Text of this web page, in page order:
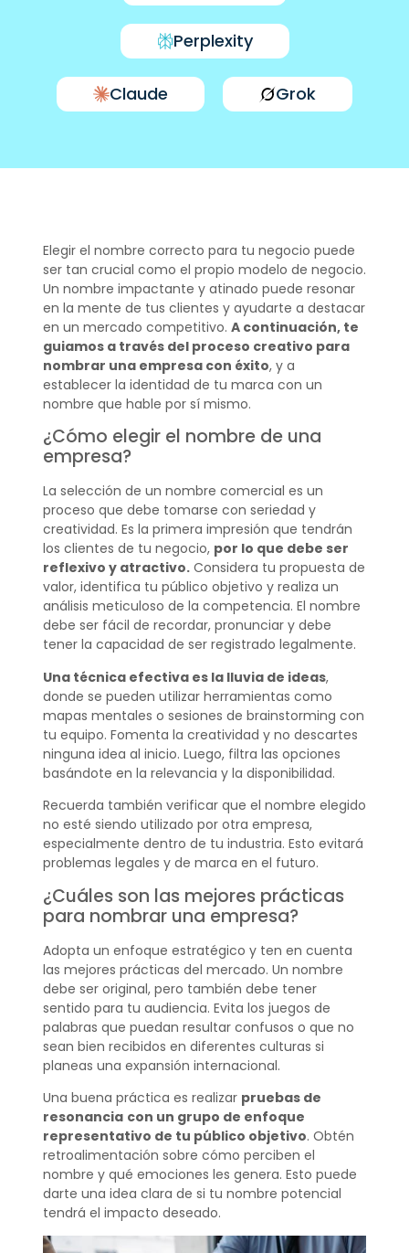
Perplexity
Claude Grok
Elegir el nombre correcto para tu negocio puede
ser tan crucial como el propio modelo de negocio.
Un nombre impactante y atinado puede resonar
en la mente de tus clientes y ayudarte a destacar
en un mercado competitivo. A continuación, te
guiamos a través del proceso creativo para
nombrar una empresa con éxito, y a
establecer la identidad de tu marca con un
nombre que hable por sí mismo.
¿Cómo elegir el nombre de una
empresa?
La selección de un nombre comercial es un
proceso que debe tomarse con seriedad y
creatividad. Es la primera impresión que tendrán
los clientes de tu negocio, por lo que debe ser
reflexivo y atractivo.Considera tu propuesta de
valor, identifica tu público objetivo y realiza un
análisis meticuloso de la competencia. El nombre
debe ser fácil de recordar, pronunciar y debe
tener la capacidad de ser registrado legalmente.
Una técnica efectiva es la lluvia de ideas,
donde se pueden utilizar herramientas como
mapas mentales o sesiones de brainstorming con
tu equipo. Fomenta la creatividad y no descartes
ninguna idea al inicio. Luego, filtra las opciones
basándote en la relevancia y la disponibilidad.
Recuerda también verificar que el nombre elegido
no esté siendo utilizado por otra empresa,
especialmente dentro de tu industria. Esto evitará
problemas legales y de marca en el futuro.
¿Cuáles son las mejores prácticas
para nombrar una empresa?
Adopta un enfoque estratégico y ten en cuenta
las mejores prácticas del mercado. Un nombre
debe ser original, pero también debe tener
sentido para tu audiencia. Evita los juegos de
palabras que puedan resultar confusos o que no
sean bien recibidos en diferentes culturas si
planeas una expansión internacional.
Una buena práctica es realizar pruebas de
resonancia con un grupo de enfoque
representativo de tu público objetivo. Obtén
retroalimentación sobre cómo perciben el
nombre y qué emociones les genera. Esto puede
darte una idea clara de si tu nombre potencial
tendrá el impacto deseado.